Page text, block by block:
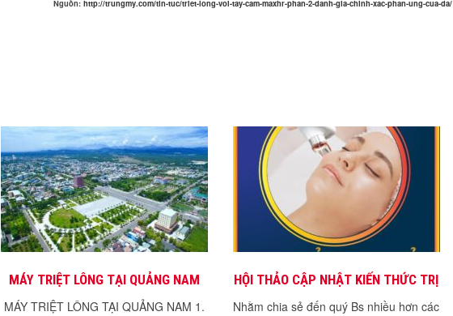
Nguồn: http://trungmy.com/tin-tuc/triet-long-voi-tay-cam-maxhr-phan-2-danh-gia-chinh-xac-phan-ung-cua-da/
MÁY TRIỆT LÔNG TẠI QUẢNG NAM
MÁY TRIỆT LÔNG TẠI QUẢNG NAM 1.
HỘI THẢO CẬP NHẬT KIẾN THỨC TRỊ
SẸO MỚI NHẤT 2021
Nhằm chia sẻ đến quý Bs nhiều hơn các